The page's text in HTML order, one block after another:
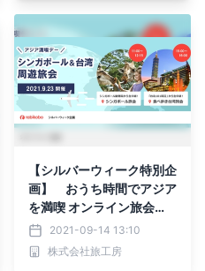
最多 行動制限緩和でも同
様の傾向 「旅行」への期
待が高まる兆しも
【シルバーウィーク特別企
画】 おうち時間でアジア
を満喫 オンライン旅会
初！ 人気の2か国を1日
で巡る 「シンガポール＆
台湾周遊旅会」9月23日
2021-09-14 13:10
株式会社旅工房